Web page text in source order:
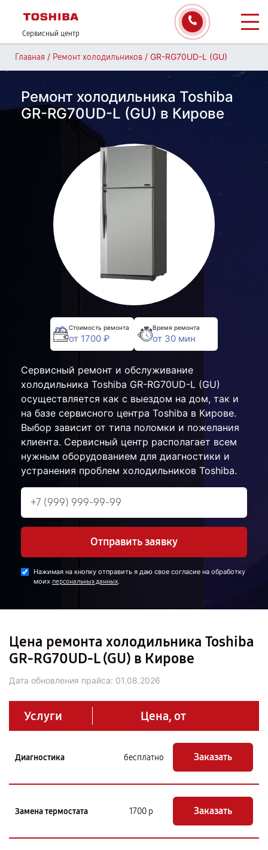
Сервисный центр
Главная / Ремонт холодильников / GR-RG70UD-L (GU)
Ремонт холодильника Toshiba
GR-RG70UD-L (GU) в Кирове
Стоимость ремонта
от 1700 ₽
Время ремонта
от 30 мин
Сервисный ремонт и обслуживание
холодильника Toshiba GR-RG70UD-L (GU)
осуществляется как с выездом на дом, так и
на базе сервисного центра Toshiba в Кирове.
Выбор зависит от типа поломки и пожелания
клиента. Сервисный центр располагает всем
нужным оборудованием для диагностики и
устранения проблем холодильников Toshiba.
Отправить заявку
Нажимая на кнопку отправить я даю свое согласие на обработку
моих персональных данных.
Цена ремонта холодильника Toshiba
GR-RG70UD-L (GU) в Кирове
Дата обновления прайса: 01.08.2026
Услуги Цена, от
Диагностика бесплатно Заказать
Замена термостата 1700 р Заказать